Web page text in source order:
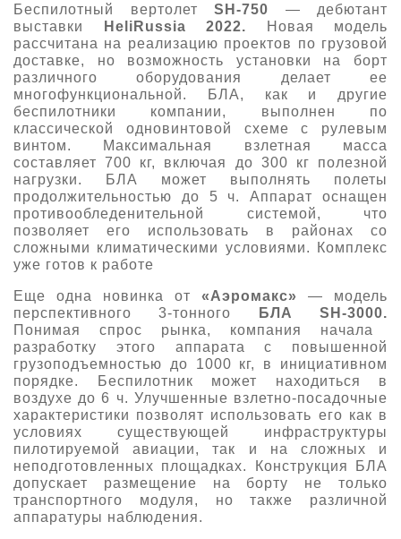
Беспилотный вертолет SH-750 — дебютант
выставки
HeliRussia 2022. Новая модель
рассчитана на реализацию проектов по грузовой
доставке, но возможность установки на борт
различного оборудования делает ее
многофункциональной. БЛА, как и другие
беспилотники компании, выполнен по
классической одновинтовой схеме с рулевым
винтом. Максимальная взлетная масса
составляет 700 кг, включая до 300 кг полезной
нагрузки. БЛА может выполнять полеты
продолжительностью до 5 ч. Аппарат оснащен
противообледенительной системой, что
позволяет его использовать в районах со
сложными климатическими условиями. Комплекс
уже готов к работе
Еще одна новинка от «Аэромакс» — модель
перспективного 3-тонного
БЛА SH-3000.
Понимая спрос рынка, компания начала
разработку этого аппарата с повышенной
грузоподъемностью до 1000 кг, в инициативном
порядке. Беспилотник может находиться в
воздухе до 6 ч. Улучшенные взлетно-посадочные
характеристики позволят использовать его как в
условиях существующей инфраструктуры
пилотируемой авиации, так и на сложных и
неподготовленных площадках. Конструкция БЛА
допускает размещение на борту не только
транспортного модуля, но также различной
аппаратуры наблюдения.